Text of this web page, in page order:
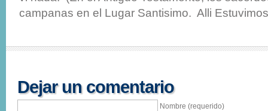
campanas en el Lugar Santisimo. Alli
Dejar un comentario
Nombre (requerido)